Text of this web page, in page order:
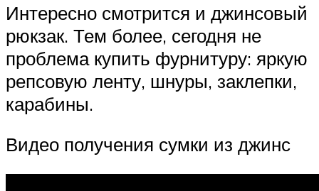
Интересно смотрится и джинсовый
рюкзак. Тем более, сегодня не
проблема купить фурнитуру: яркую
репсовую ленту, шнуры, заклепки,
карабины.
Видео получения сумки из джинс